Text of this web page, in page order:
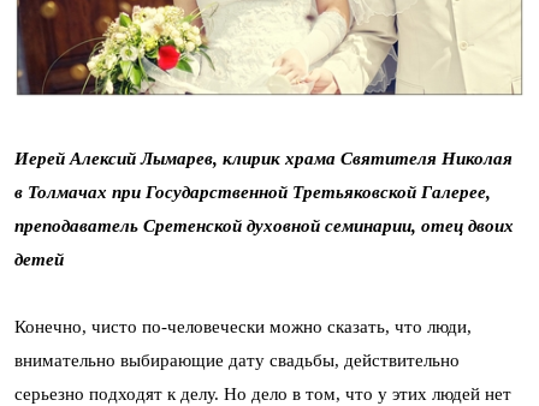
Иерей Алексий Лымарев, клирик храма Святителя Николая
в Толмачах при Государственной Третьяковской Галерее,
преподаватель Сретенской духовной семинарии, отец двоих
детей
Конечно, чисто по-человечески можно сказать, что люди,
внимательно выбирающие дату свадьбы, действительно
серьезно подходят к делу. Но дело в том, что у этих людей нет